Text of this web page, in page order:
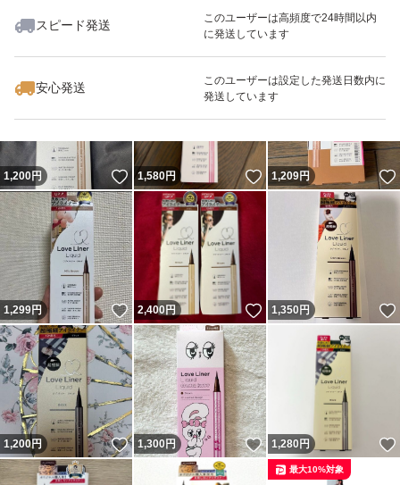
スピード発送
このユーザーは高頻度で24時間以内
に発送しています
安心発送
このユーザーは設定した発送日数内に
発送しています
いいね！
1,350
1,200円 いいね！
1,580円 いいね！
1,209円
1,299円 いいね！
2,400円 いいね！
1,350円
1,200円 いいね！
1,300円 いいね！
1,280円
最大10%対象